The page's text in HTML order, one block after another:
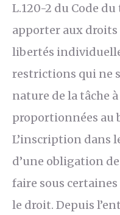
L.120-2 du Code
apporter aux droits
libertés
restrictions qui ne
nature de la tâche
proportionnées au
L’inscription dans
d’une obligation
faire sous
le droit. Depuis